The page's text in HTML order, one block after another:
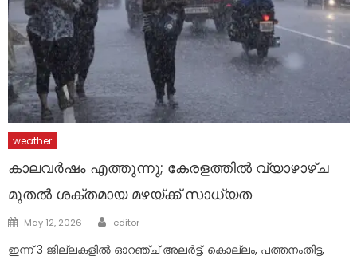
weather
കാലവർഷം എത്തുന്നു; കേരളത്തിൽ വ്യാഴാഴ്ച
മുതൽ ശക്തമായ മഴയ്ക്ക് സാധ്യത
Posted
May 12, 2026 Author
editor
ഇന്ന് 3 ജില്ലകളിൽ ഓറഞ്ച് അലർട്ട്. കൊല്ലം, പത്തനംതിട്ട,